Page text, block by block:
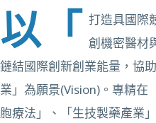
以「 打造具國際
創機密醫材
鏈結國際創新創業能量，協
業」為願景(Vision)。專精在
胞療法」、「生技製藥產業